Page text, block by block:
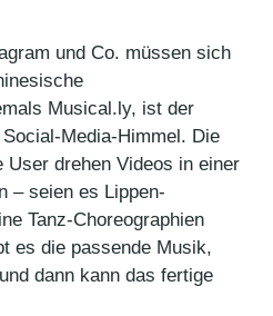
und Co. müssen sich
Musical.ly, ist der
Media-Himmel. Die
drehen Videos in einer
– seien es Lippen-
Tanz-Choreographien
es die passende Musik,
dann kann das fertige